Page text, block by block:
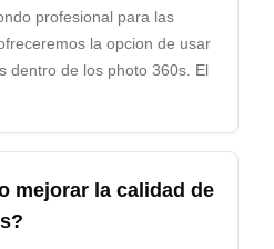
profesional para las
la opcion de usar
dentro de los photo 360s. El
mejorar la calidad de